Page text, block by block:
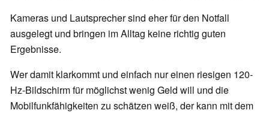
Kameras und Lautsprecher sind eher für den Notfall
ausgelegt und bringen im Alltag keine richtig guten
Ergebnisse.
Wer damit klarkommt und einfach nur einen riesigen 120-
Hz-Bildschirm für möglichst wenig Geld will und die
Mobilfunkfähigkeiten zu schätzen weiß, der kann mit dem